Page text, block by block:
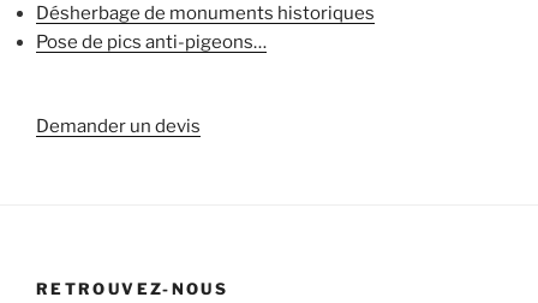
Désherbage de monuments historiques
Pose de pics anti-pigeons…
Demander un devis
RETROUVEZ-NOUS